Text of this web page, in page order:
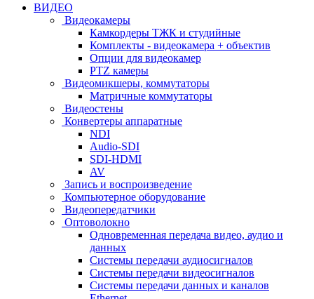
ВИДЕО
Видеокамеры
Камкордеры ТЖК и студийные
Комплекты - видеокамера + объектив
Опции для видеокамер
PTZ камеры
Видеомикшеры, коммутаторы
Матричные коммутаторы
Видеостены
Конвертеры аппаратные
NDI
Audio-SDI
SDI-HDMI
AV
Запись и воспроизведение
Компьютерное оборудование
Видеопередатчики
Оптоволокно
Одновременная передача видео, аудио и
данных
Системы передачи аудиосигналов
Системы передачи видеосигналов
Системы передачи данных и каналов